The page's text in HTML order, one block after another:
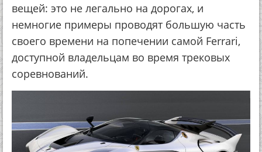
вещей: это не легально на дорогах, и
немногие примеры проводят большую часть
своего времени на попечении самой Ferrari,
доступной владельцам во время трековых
соревнований.